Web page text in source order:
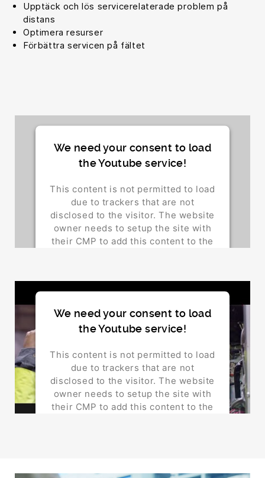
Upptäck och lös servicerelaterade problem på
distans
Optimera resurser
Förbättra servicen på fältet
We need your consent to load
the Youtube service!
This content is not permitted to load
due to trackers that are not
disclosed to the visitor. The website
owner needs to setup the site with
their CMP to add this content to the
Usercentrics Consent Management
We need your consent to load
the Youtube service!
This content is not permitted to load
due to trackers that are not
disclosed to the visitor. The website
owner needs to setup the site with
their CMP to add this content to the